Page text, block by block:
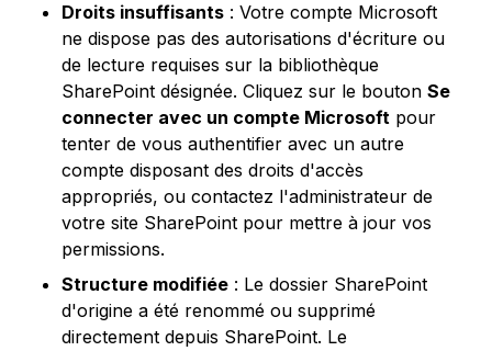
Droits insuffisants : Votre compte Microsoft
ne dispose pas des autorisations d'écriture ou
de lecture requises sur la bibliothèque
SharePoint désignée. Cliquez sur le bouton Se
connecter avec un compte Microsoft pour
tenter de vous authentifier avec un autre
compte disposant des droits d'accès
appropriés, ou contactez l'administrateur de
votre site SharePoint pour mettre à jour vos
permissions.
Structure modifiée : Le dossier SharePoint
d'origine a été renommé ou supprimé
directement depuis SharePoint. Le